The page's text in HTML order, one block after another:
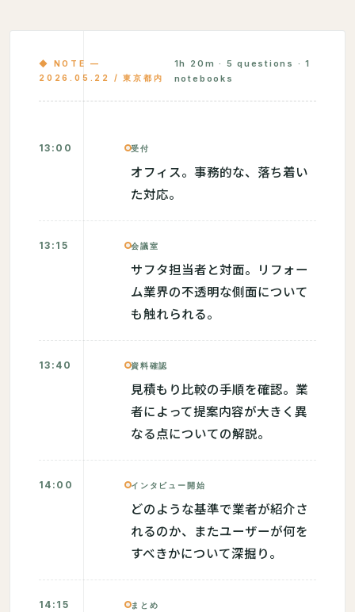
◆ NOTE —
2026.05.22 / 東京都内
1h 20m · 5 questions · 1
notebooks
13:00 受付
オフィス。事務的な、落ち着い
た対応。
13:15 会議室
サフタ担当者と対面。リフォー
ム業界の不透明な側面について
も触れられる。
13:40 資料確認
見積もり比較の手順を確認。業
者によって提案内容が大きく異
なる点についての解説。
14:00 インタビュー開始
どのような基準で業者が紹介さ
れるのか、またユーザーが何を
すべきかについて深掘り。
14:15 まとめ